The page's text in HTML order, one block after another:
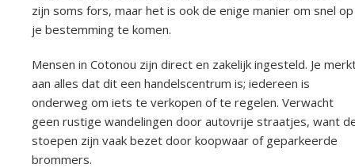
zijn soms fors, maar het is ook de enige manier om snel op
je bestemming te komen.
Mensen in Cotonou zijn direct en zakelijk ingesteld. Je
aan alles dat dit een handelscentrum is; iedereen is
onderweg om iets te verkopen of te regelen. Verwacht
geen rustige wandelingen door autovrije straatjes, want
stoepen zijn vaak bezet door koopwaar of geparkeerde
brommers.